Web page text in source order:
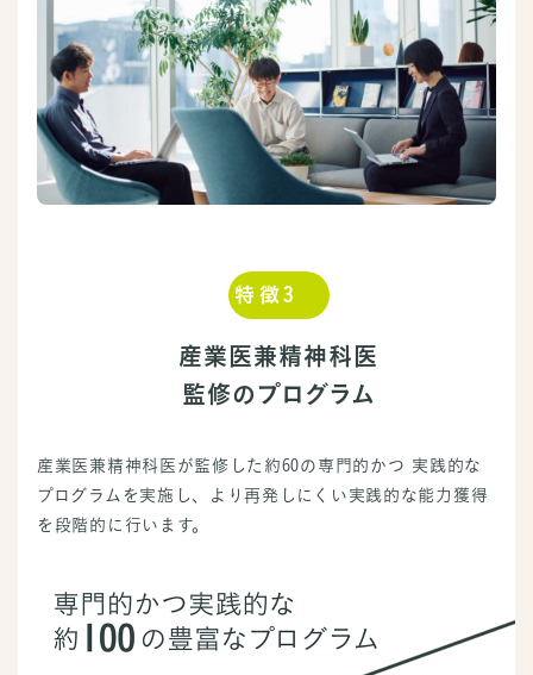
特徴3
産業医兼精神科医
監修のプログラム
産業医兼精神科医が監修した約60の専門的かつ 実践的な
プログラムを実施し、より再発しにくい実践的な能力獲得
を段階的に行います。